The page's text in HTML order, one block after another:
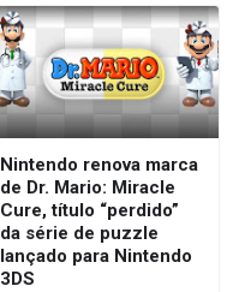
Nintendo renova marca
de Dr. Mario: Miracle
Cure, título “perdido”
da série de puzzle
lançado para Nintendo
3DS